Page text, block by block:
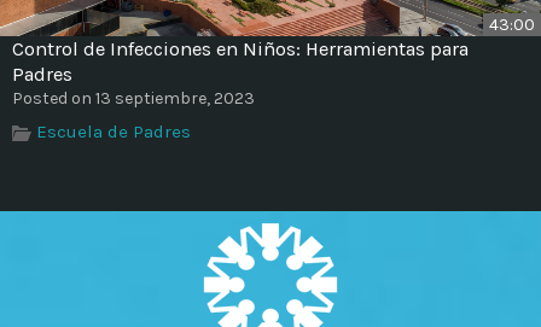
43:00
Control de Infecciones en Niños: Herramientas para
Padres
Posted on 13 septiembre, 2023
Escuela de Padres